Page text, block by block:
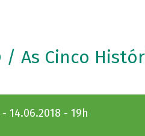
/ As Cinco
14.06.2018 - 19h